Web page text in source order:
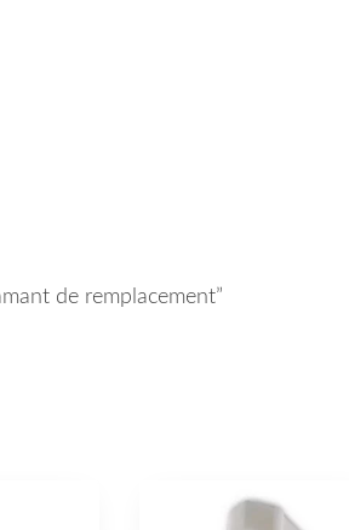
de remplacement”